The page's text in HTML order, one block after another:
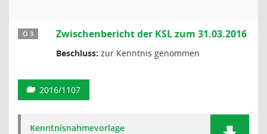
Ö 3 Zwischenbericht der KSL zum 31.03.2016
Beschluss: zur Kenntnis genommen
2016/1107
Kenntnisnahmevorlage